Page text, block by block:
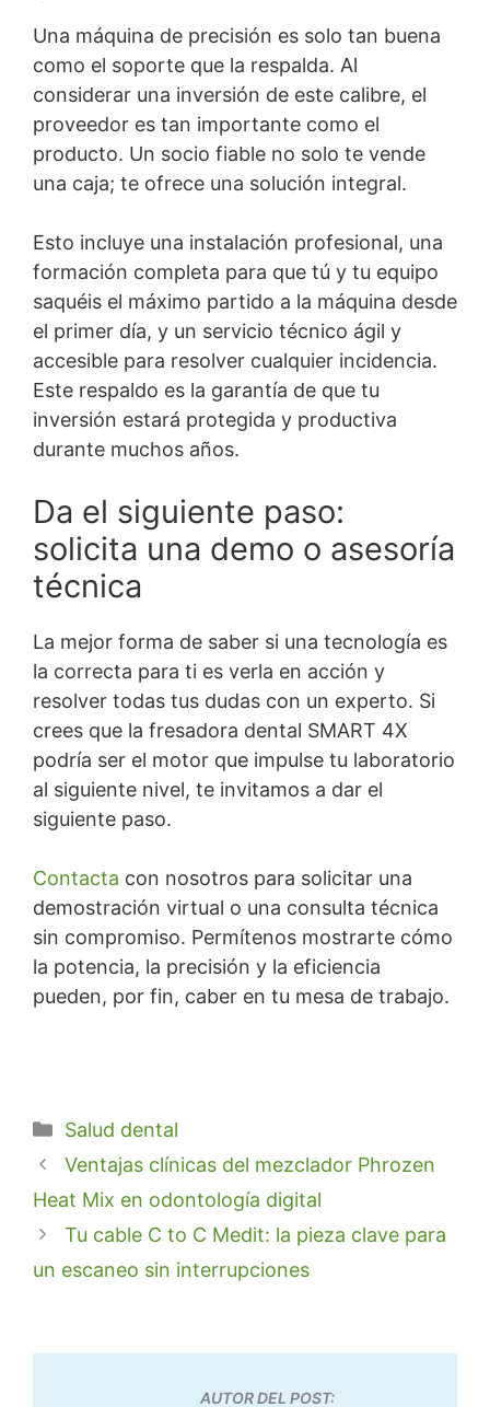
Una máquina de precisión es solo tan buena
como el soporte que la respalda. Al
considerar una inversión de este calibre, el
proveedor es tan importante como el
producto. Un socio fiable no solo te vende
una caja; te ofrece una solución integral.
Esto incluye una instalación profesional, una
formación completa para que tú y tu equipo
saquéis el máximo partido a la máquina desde
el primer día, y un servicio técnico ágil y
accesible para resolver cualquier incidencia.
Este respaldo es la garantía de que tu
inversión estará protegida y productiva
durante muchos años.
Da el siguiente paso:
solicita una demo o asesoría
técnica
La mejor forma de saber si una tecnología es
la correcta para ti es verla en acción y
resolver todas tus dudas con un experto. Si
crees que la fresadora dental SMART 4X
podría ser el motor que impulse tu laboratorio
al siguiente nivel, te invitamos a dar el
siguiente paso.
Contacta con nosotros para solicitar una
demostración virtual o una consulta técnica
sin compromiso. Permítenos mostrarte cómo
la potencia, la precisión y la eficiencia
pueden, por fin, caber en tu mesa de trabajo.
Categorías
Salud dental
Ventajas clínicas del mezclador Phrozen
Heat Mix en odontología digital
Tu cable C to C Medit: la pieza clave para
un escaneo sin interrupciones
AUTOR DEL POST: